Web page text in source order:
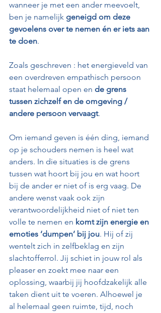
wanneer je met een ander meevoelt,
ben je namelijk geneigd om deze
gevoelens over te nemen én er iets aan
te doen.
Zoals geschreven : het energieveld van
een overdreven empathisch persoon
staat helemaal open en de grens
tussen zichzelf en de omgeving /
andere persoon vervaagt.
Om iemand geven is één ding, iemand
op je schouders nemen is heel wat
anders. In die situaties is de grens
tussen wat hoort bij jou en wat hoort
bij de ander er niet of is erg vaag. De
andere wenst vaak ook zijn
verantwoordelijkheid niet of niet ten
volle te nemen en komt zijn energie en
emoties ‘dumpen’ bij jou. Hij of zij
wentelt zich in zelfbeklag en zijn
slachtofferrol. Jij schiet in jouw rol als
pleaser en zoekt mee naar een
oplossing, waarbij jij hoofdzakelijk alle
taken dient uit te voeren. Alhoewel je
al helemaal geen ruimte, tijd, noch